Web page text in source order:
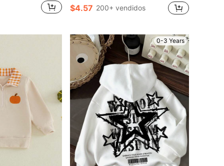
$4.57 200+ vendidos
0-3 Years